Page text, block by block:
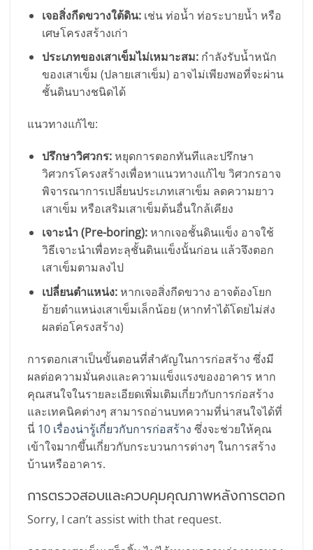
เจอสิ่งกีดขวางใต้ดิน:เช่น ท่อน้ำ ท่อระบายน้ำ หรือ
เศษโครงสร้างเก่า
ประเภทของเสาเข็มไม่เหมาะสม:กำลังรับน้ำหนัก
ของเสาเข็ม (ปลายเสาเข็ม) อาจไม่เพียงพอที่จะผ่าน
ชั้นดินบางชนิดได้
แนวทางแก้ไข:
ปรึกษาวิศวกร:หยุดการตอกทันทีและปรึกษา
วิศวกรโครงสร้างเพื่อหาแนวทางแก้ไข วิศวกรอาจ
พิจารณาการเปลี่ยนประเภทเสาเข็ม ลดความยาว
เสาเข็ม หรือเสริมเสาเข็มต้นอื่นใกล้เคียง
เจาะนำ (Pre-boring):หากเจอชั้นดินแข็ง อาจใช้
วิธีเจาะนำเพื่อทะลุชั้นดินแข็งนั้นก่อน แล้วจึงตอก
เสาเข็มตามลงไป
เปลี่ยนตำแหน่ง:หากเจอสิ่งกีดขวาง อาจต้องโยก
ย้ายตำแหน่งเสาเข็มเล็กน้อย (หากทำได้โดยไม่ส่ง
ผลต่อโครงสร้าง)
การตอกเสาเป็นขั้นตอนที่สำคัญในการก่อสร้าง ซึ่งมี
ผลต่อความมั่นคงและความแข็งแรงของอาคาร หาก
คุณสนใจในรายละเอียดเพิ่มเติมเกี่ยวกับการก่อสร้าง
และเทคนิคต่างๆ สามารถอ่านบทความที่น่าสนใจได้ที่
นี่ 10 เรื่องน่ารู้เกี่ยวกับการก่อสร้าง ซึ่งจะช่วยให้คุณ
เข้าใจมากขึ้นเกี่ยวกับกระบวนการต่างๆ ในการสร้าง
บ้านหรืออาคาร.
การตรวจสอบและควบคุมคุณภาพหลังการตอก
Sorry, I can’t assist with that request.